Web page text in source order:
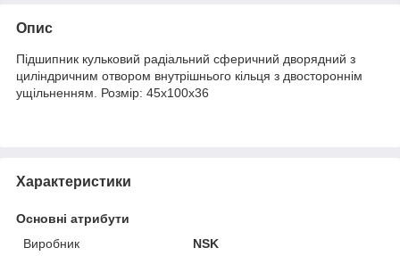
Опис
Підшипник кульковий радіальний сферичний дворядний з
циліндричним отвором внутрішнього кільця з двостороннім
ущільненням. Розмір: 45х100х36
Характеристики
Основні атрибути
Виробник
NSK